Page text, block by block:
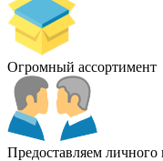
Огромный ассортимент
Предоставляем личного